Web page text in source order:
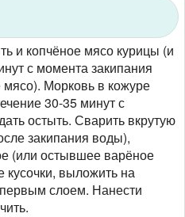
и копчёное мясо курицы (и
с момента закипания
Морковь в кожуре
30-35 минут с
остыть. Сварить вкрутую
закипания воды),
(или остывшее варёное
выложить на
слоем. Нанести